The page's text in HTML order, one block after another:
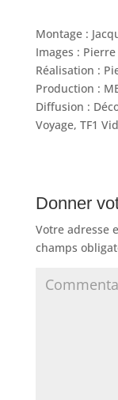
Montage :
Images :
Réalisation :
Production :
Diffusion :
Voyage, TF1
Donner
Votre adresse
champs